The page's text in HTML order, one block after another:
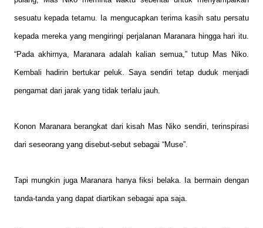
sesuatu kepada tetamu. Ia mengucapkan terima kasih satu persatu
kepada mereka yang mengiringi perjalanan Maranara hingga hari itu.
“Pada akhirnya, Maranara adalah kalian semua,” tutup Mas Niko.
Kembali hadirin bertukar peluk. Saya sendiri tetap duduk menjadi
pengamat dari jarak yang tidak terlalu jauh.
Konon Maranara berangkat dari kisah Mas Niko sendiri, terinspirasi
dari seseorang yang disebut-sebut sebagai “Muse”.
Tapi mungkin juga Maranara hanya fiksi belaka. Ia bermain dengan
tanda-tanda yang dapat diartikan sebagai apa saja.